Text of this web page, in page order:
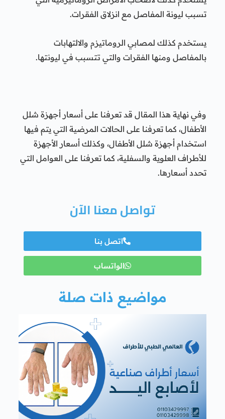
تسبب ليونة المفاصل مع انزلاق الفقرات.
يستخدم كذلك لمصابي الروماتيزم والالتهابات
بالمفاصل ومنها الفقرات والتي تتسبب في ليونتها.
وفي نهاية هذا المقال قد تعرفنا على أسعار أجهزة شلل
الأطفال، كما تعرفنا على الحالات المرضية التي يتم فيها
استخدام أجهزة شلل الأطفال، وكذلك أسعار الأجهزة
للأطراف العلوية والسفلية، كما تعرفنا على العوامل التي
تحدد أسعارها.
تواصل معنا الآن
اتصل بنا
الواتساب
مواضيع ذات صلة